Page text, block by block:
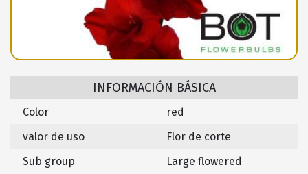
INFORMACIÓN BÁSICA
Color
red
valor de uso
Flor de corte
Sub group
Large flowered